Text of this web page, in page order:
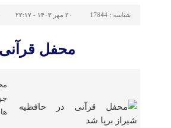
شناسه : 17844 ۲۰ مهر ۱۴۰۳ - ۲۲:۱۷
محفل